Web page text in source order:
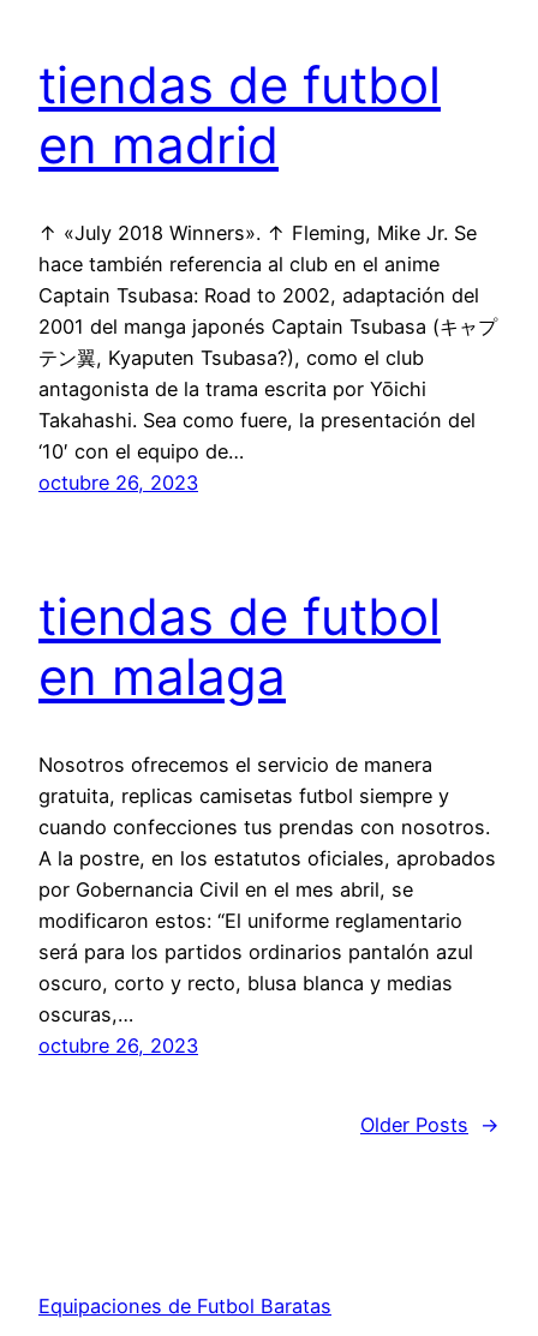
tiendas de futbol
en madrid
↑ «July 2018 Winners». ↑ Fleming, Mike Jr. Se
hace también referencia al club en el anime
Captain Tsubasa: Road to 2002, adaptación del
2001 del manga japonés Captain Tsubasa (キャプ
テン翼, Kyaputen Tsubasa?), como el club
antagonista de la trama escrita por Yōichi
Takahashi. Sea como fuere, la presentación del
‘10′ con el equipo de…
octubre 26, 2023
tiendas de futbol
en malaga
Nosotros ofrecemos el servicio de manera
gratuita, replicas camisetas futbol siempre y
cuando confecciones tus prendas con nosotros.
A la postre, en los estatutos oficiales, aprobados
por Gobernancia Civil en el mes abril, se
modificaron estos: “El uniforme reglamentario
será para los partidos ordinarios pantalón azul
oscuro, corto y recto, blusa blanca y medias
oscuras,…
octubre 26, 2023
Older Posts →
Equipaciones de Futbol Baratas